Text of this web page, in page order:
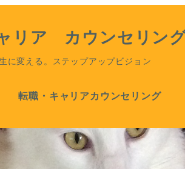
リア カウンセリン
に変える。ステップアップビジョン
転職・キャリアカウンセリング